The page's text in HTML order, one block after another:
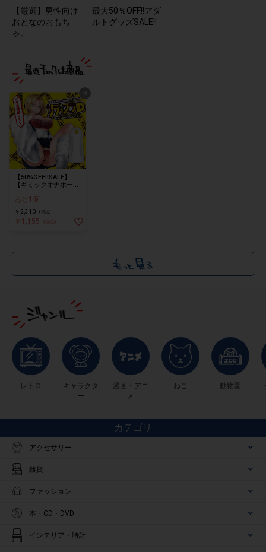
【厳選】男性向け
おとなのおもち
ゃ。
最大50％OFF!!アダ
ルトグッズSALE!!
×
【50%OFF!!SALE】
【ギミックオナホー
ばして楽しむスライド
オナニー 先端を刺激す
るギミックオナホール
非貫通 ソフト素材使
あと1個
￥2,310 (税込)
￥1,155 (税込)
レトロ
キャラクタ
ー
漫画・アニ
メ
ねこ 動物園
カテゴリ
アクセサリー
雑貨
ファッション
本・CD・DVD
インテリア・時計